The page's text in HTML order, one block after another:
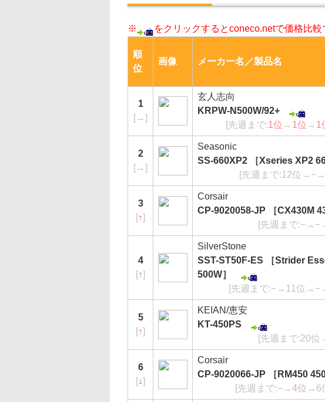
※ をクリックするとconeco.netで価格比
順
位
画像 メーカー名／製品名
1
[→]
玄人志向
KRPW-N500W/92+
[先週まで:1位 → 1位 → 1
2
[→]
Seasonic
SS-660XP2 ［Xseries XP2
[先週まで:12位
3
[↑]
Corsair
CP-9020058-JP ［CX430M
[先週まで
4
[↑]
SilverStone
SST-ST50F-ES ［Strider
500W］
[先週まで:−→11位
5
[↑]
KEIAN/恵安
KT-450PS
[先週まで:20
6
[↓]
Corsair
CP-9020066-JP ［RM450
[先週まで:−→4位 →6